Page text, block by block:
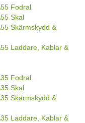
Fodral
Skal
Skärmskydd &
Laddare, Kablar &
Fodral
Skal
Skärmskydd &
Laddare, Kablar &